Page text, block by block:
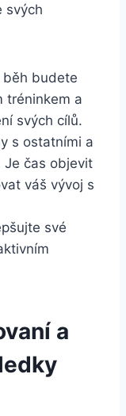
svých
běh budete
tréninkem a
svých cílů.
s ostatními a
Je čas objevit
váš vývoj s
a